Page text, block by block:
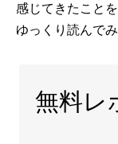
感じてきたこと
ゆっくり読んで
無料レ